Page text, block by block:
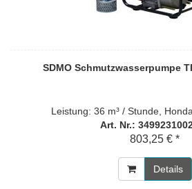
SDMO Schmutzwasserpumpe
Leistung: 36 m³ / Stunde,
Art. Nr.:
803,25 € *
Details